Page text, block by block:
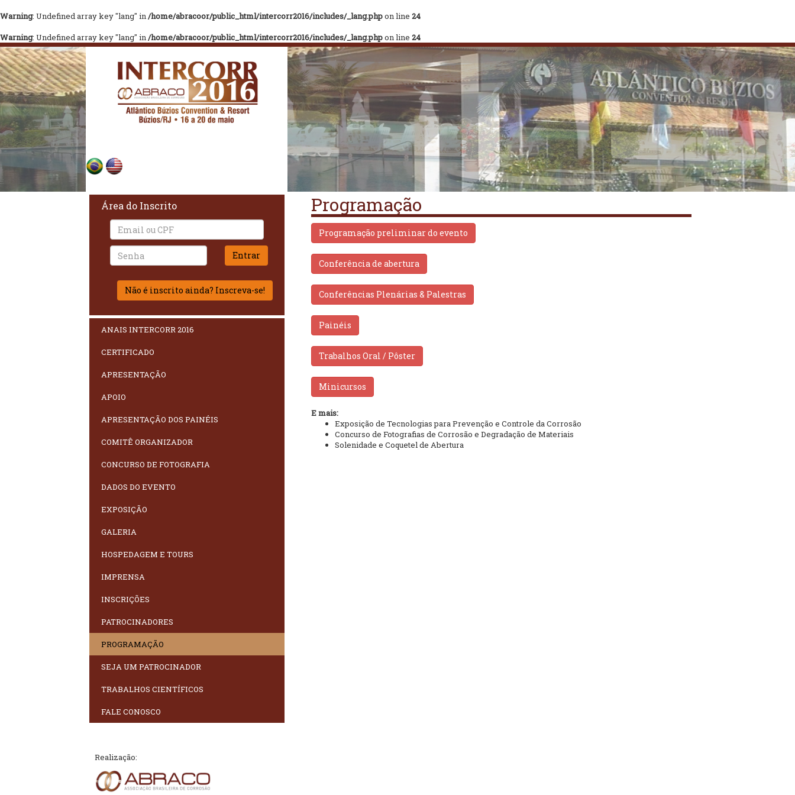
Warning: Undefined array key "lang" in/home/abracoor/public_html/intercorr2016/includes/_lang.phpon line 24
Warning: Undefined array key "lang" in/home/abracoor/public_html/intercorr2016/includes/_lang.phpon line 24
Área do Inscrito
Não é inscrito ainda? Inscreva-se!
ANAIS INTERCORR 2016
CERTIFICADO
APRESENTAÇÃO
APOIO
APRESENTAÇÃO DOS PAINÉIS
COMITÊ ORGANIZADOR
CONCURSO DE FOTOGRAFIA
DADOS DO EVENTO
EXPOSIÇÃO
GALERIA
HOSPEDAGEM E TOURS
IMPRENSA
INSCRIÇÕES
PATROCINADORES
PROGRAMAÇÃO
SEJA UM PATROCINADOR
TRABALHOS CIENTÍFICOS
FALE CONOSCO
Realização:
Programação
Programação preliminar do evento
Conferência de abertura
Conferências Plenárias & Palestras
Painéis
Trabalhos Oral / Pôster
Minicursos
E mais:
Exposição de Tecnologias para Prevenção e Controle da Corrosão
Concurso de Fotografias de Corrosão e Degradação de Materiais
Solenidade e Coquetel de Abertura